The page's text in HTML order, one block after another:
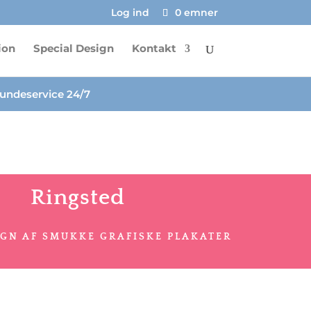
Log ind 0 emner
Special Design Kontakt
24/7
Ringsted
AF SMUKKE GRAFISKE PLAKATER